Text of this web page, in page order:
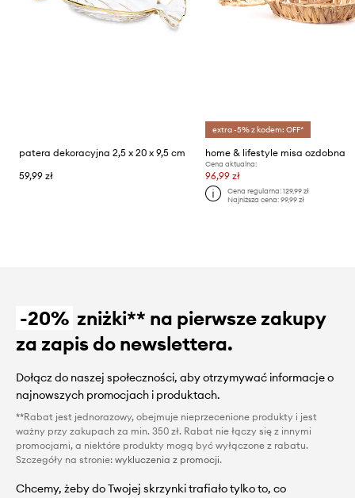
patera dekoracyjna 2,5 x 20 x 9,5 cm
59,99 zł
extra -5% z kodem: OFF*
home & lifestyle misa ozdobna
Cena aktualna:
96,99 zł
Cena regularna: 129,99 zł
Najniższa cena: 99,99 zł
-20% zniżki** na pierwsze zakupy
za zapis do newslettera.
Dołącz do naszej społeczności, aby otrzymywać informacje o
najnowszych promocjach i produktach.
**Rabat jest jednorazowy, obejmuje nieprzecenione produkty i jest
ważny przy zakupach za min. 350 zł. Rabat nie łączy się z innymi
promocjami, a niektóre produkty mogą być wyłączone z rabatu.
Szczegóły na stronie: wykluczenia z promocji.
Chcemy, żeby do Twojej skrzynki trafiało tylko to, co